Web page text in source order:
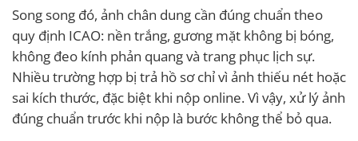
Song song đó, ảnh chân dung cần đúng chuẩn theo
quy định ICAO: nền trắng, gương mặt không bị bóng,
không đeo kính phản quang và trang phục lịch sự.
Nhiều trường hợp bị trả hồ sơ chỉ vì ảnh thiếu nét hoặc
sai kích thước, đặc biệt khi nộp online. Vì vậy, xử lý ảnh
đúng chuẩn trước khi nộp là bước không thể bỏ qua.